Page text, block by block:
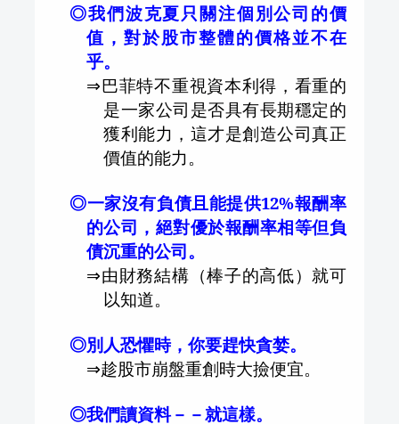
◎我們波克夏只關注個別公司的價
值，對於股市整體的價格並不在
乎。
⇒巴菲特不重視資本利得，看重的
是一家公司是否具有長期穩定的
獲利能力，這才是創造公司真正
價值的能力。
◎一家沒有負債且能提供12%報酬率
的公司，絕對優於報酬率相等但負
債沉重的公司。
⇒由財務結構（棒子的高低）就可
以知道。
◎別人恐懼時，你要趕快貪婪。
⇒趁股市崩盤重創時大撿便宜。
◎我們讀資料－－就這樣。